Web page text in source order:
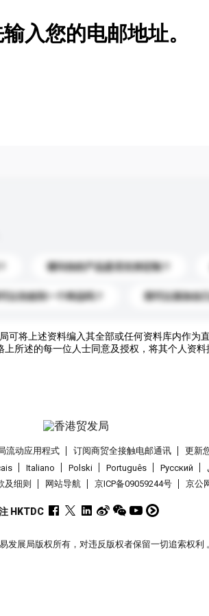
请问你的产品是否支持定制？
以先收到一个样品吗？ 我可以添加自
入您的电邮地址。
可将上述资料编入其全部或任何资料库内作
所述的每一位人士同意及授权，将其个人资料
流动应用程式 订阅商贸全接触电邮通讯 更新
Italiano Polski Português Pусский
及细则 网站导航 京ICP备09059244号 京公
HKTDC
发展局版权所有，对违反版权者保留一切追索权利